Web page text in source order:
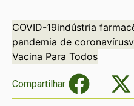
COVID-19indústria
pandemia de coronavírus
Vacina Para Todos
Compartilhar